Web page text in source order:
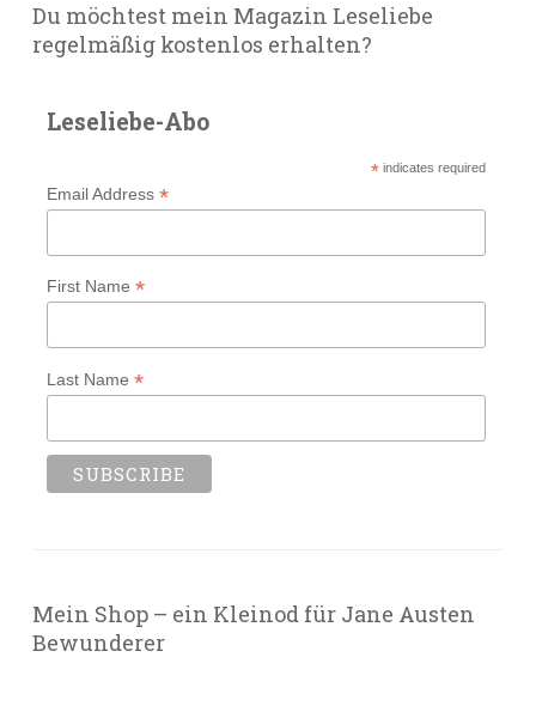
Du möchtest mein Magazin Leseliebe
regelmäßig kostenlos erhalten?
Leseliebe-Abo
*indicates required
Email Address *
First Name *
Last Name *
Mein Shop – ein Kleinod für Jane Austen
Bewunderer